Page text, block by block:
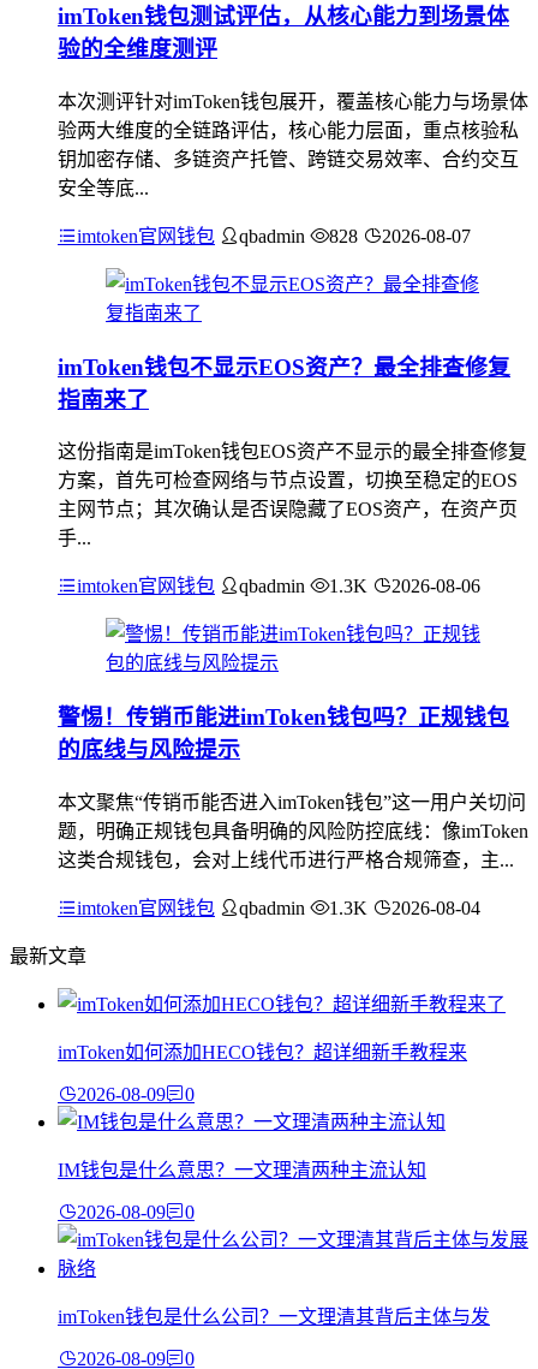
imToken钱包测试评估，从核心能力到场景体
验的全维度测评
本次测评针对imToken钱包展开，覆盖核心能力与场景体
验两大维度的全链路评估，核心能力层面，重点核验私
钥加密存储、多链资产托管、跨链交易效率、合约交互
安全等底...
imtoken官网钱包 qbadmin 828 2026-08-07
imToken钱包不显示EOS资产？最全排查修复
指南来了
这份指南是imToken钱包EOS资产不显示的最全排查修复
方案，首先可检查网络与节点设置，切换至稳定的EOS
主网节点；其次确认是否误隐藏了EOS资产，在资产页
手...
imtoken官网钱包 qbadmin 1.3K 2026-08-06
警惕！传销币能进imToken钱包吗？正规钱包
的底线与风险提示
本文聚焦“传销币能否进入imToken钱包”这一用户关切问
题，明确正规钱包具备明确的风险防控底线：像imToken
这类合规钱包，会对上线代币进行严格合规筛查，主...
imtoken官网钱包 qbadmin 1.3K 2026-08-04
最新文章
imToken如何添加HECO钱包？超详细新手教程来
2026-08-09 0
IM钱包是什么意思？一文理清两种主流认知
2026-08-09 0
imToken钱包是什么公司？一文理清其背后主体与发
2026-08-09 0